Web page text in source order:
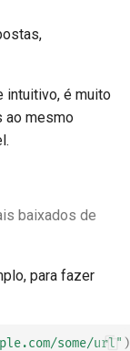
intuitivo, é muito
ao mesmo
baixados de
para fazer
some/url" )